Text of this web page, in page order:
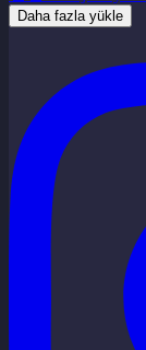
Daha fazla yükle